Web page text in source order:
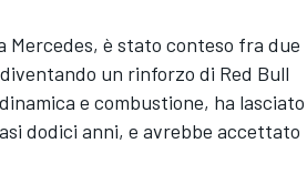
Mercedes, è stato conteso fra due
un rinforzo di Red Bull
e combustione, ha lasciato
dodici anni, e avrebbe accettato